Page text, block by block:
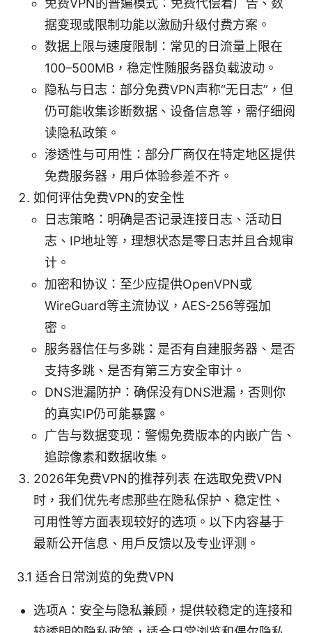
据变现或限制功能以激励升级付费方案。
数据上限与速度限制：常见的日流量上限在
100–500MB，稳定性随服务器负载波动。
隐私与日志：部分免费VPN声称“无日志”，但
仍可能收集诊断数据、设备信息等，需仔细阅
读隐私政策。
渗透性与可用性：部分厂商仅在特定地区提供
免费服务器，用户体验参差不齐。
如何评估免费VPN的安全性
日志策略：明确是否记录连接日志、活动日
志、IP地址等，理想状态是零日志并且合规审
计。
加密和协议：至少应提供OpenVPN或
WireGuard等主流协议，AES-256等强加
密。
服务器信任与多跳：是否有自建服务器、是否
支持多跳、是否有第三方安全审计。
DNS泄漏防护：确保没有DNS泄漏，否则你
的真实IP仍可能暴露。
广告与数据变现：警惕免费版本的内嵌广告、
追踪像素和数据收集。
2026年免费VPN的推荐列表 在选取免费VPN
时，我们优先考虑那些在隐私保护、稳定性、
可用性等方面表现较好的选项。以下内容基于
最新公开信息、用户反馈以及专业评测。
3.1 适合日常浏览的免费VPN
选项A：安全与隐私兼顾，提供较稳定的连接和